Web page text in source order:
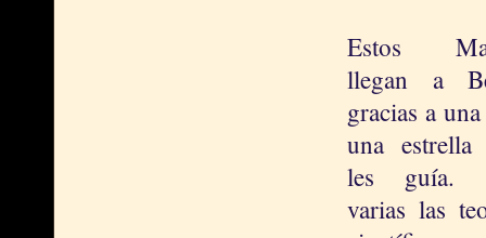
Estos
llegan a
gracias a
una estrella
les guía.
varias las